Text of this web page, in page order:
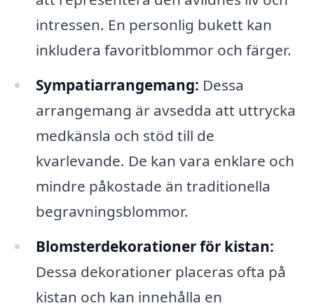
intressen. En personlig bukett kan
inkludera favoritblommor och färger.
Sympatiarrangemang: Dessa
arrangemang är avsedda att uttrycka
medkänsla och stöd till de
kvarlevande. De kan vara enklare och
mindre påkostade än traditionella
begravningsblommor.
Blomsterdekorationer för kistan:
Dessa dekorationer placeras ofta på
kistan och kan innehålla en